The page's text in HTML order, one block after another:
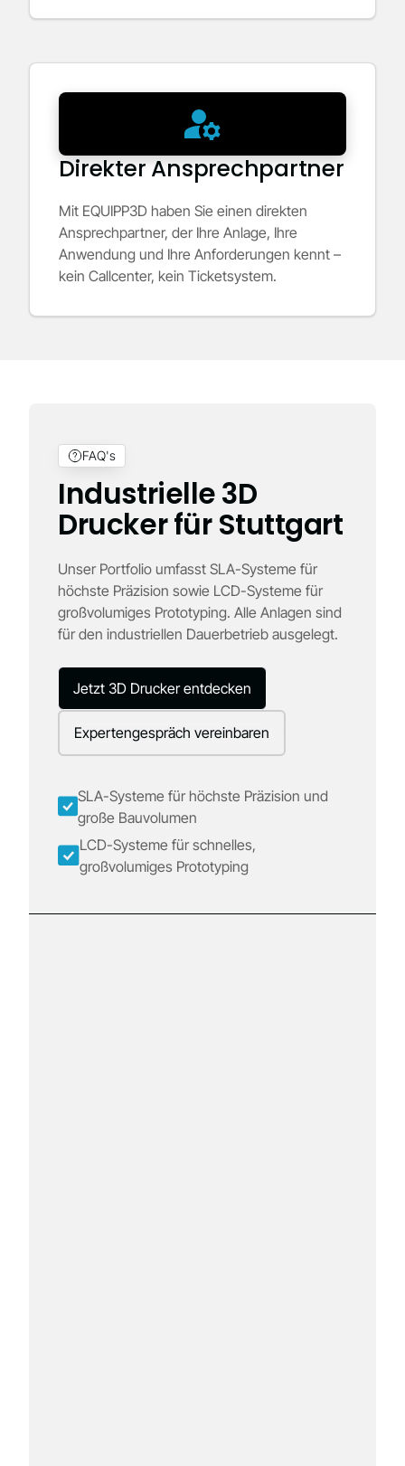
Direkter Ansprechpartner
Mit EQUIPP3D haben Sie einen direkten
Ansprechpartner, der Ihre Anlage, Ihre
Anwendung und Ihre Anforderungen kennt –
kein Callcenter, kein Ticketsystem.
FAQ's
Industrielle 3D
Drucker für Stuttgart
Unser Portfolio umfasst SLA-Systeme für
höchste Präzision sowie LCD-Systeme für
großvolumiges Prototyping. Alle Anlagen sind
für den industriellen Dauerbetrieb ausgelegt.
Jetzt 3D Drucker entdecken
Expertengespräch vereinbaren
SLA-Systeme für höchste Präzision und
große Bauvolumen
LCD-Systeme für schnelles,
großvolumiges Prototyping